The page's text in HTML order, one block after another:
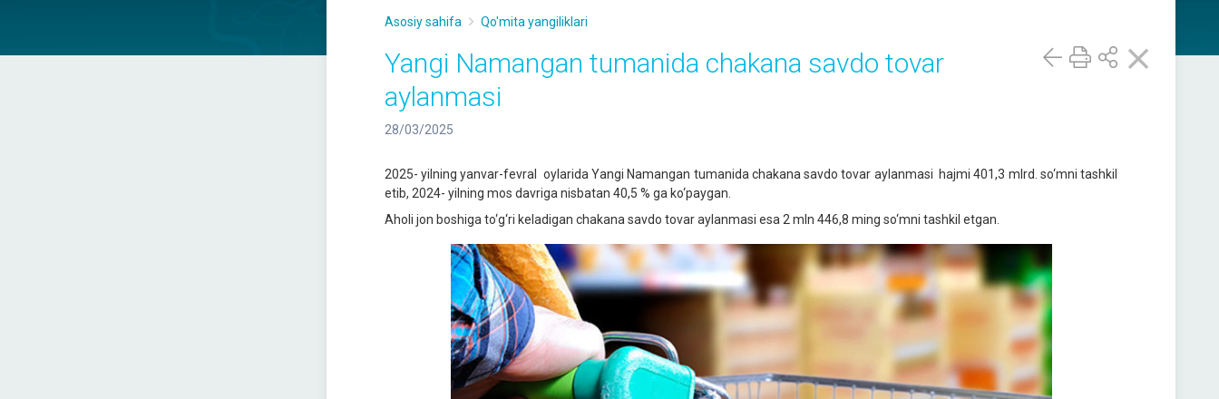
Asosiy sahifa Qo'mita yangiliklari
Yangi Namangan tumanida chakana savdo tovar
aylanmasi
28/03/2025
2025- yilning yanvar-fevral oylarida Yangi Namangan tumanida chakana savdo tovar aylanmasi hajmi 401,3 mlrd . so‘mni tashkil
etib, 2024- yilning mos davriga nisbatan 40,5 % ga ko‘paygan.
Aholi jon boshiga to‘g‘ri keladigan chakana savdo tovar aylanmasi esa 2 mln 446,8 ming so‘mni tashkil etgan.